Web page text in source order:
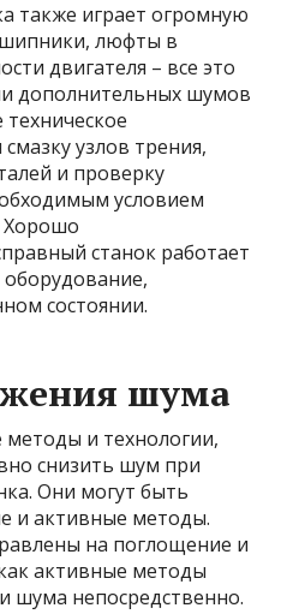
также играет огромную
люфты в
двигателя – все это
дополнительных шумов
узлов трения,
и проверку
условием
Хорошо
станок работает
состоянии.
шума
и технологии,
снизить шум при
Они могут быть
и активные методы.
на поглощение и
активные методы
шума непосредственно.